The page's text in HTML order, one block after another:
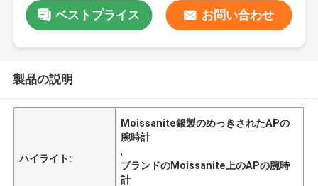
ベストプライス お問い合わせ
製品の説明
ハイライト:
Moissanite銀製のめっきされたAPの
腕時計
,
ブランドのMoissanite上のAPの腕時
計